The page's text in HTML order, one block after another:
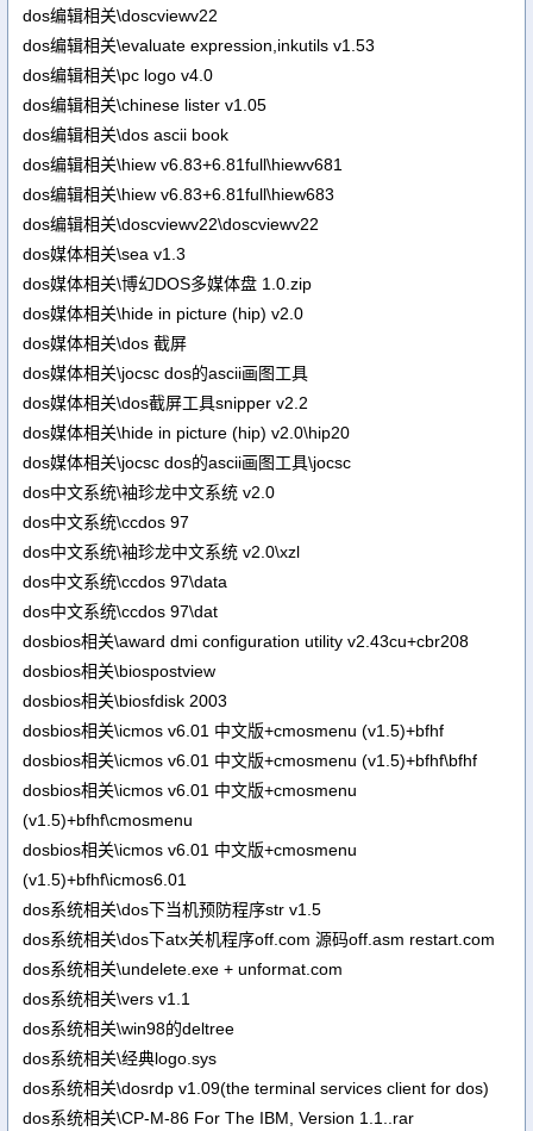
dos编辑相关\doscviewv22
dos编辑相关\evaluate expression,inkutils v1.53
dos编辑相关\pc logo v4.0
dos编辑相关\chinese lister v1.05
dos编辑相关\dos ascii book
dos编辑相关\hiew v6.83+6.81full\hiewv681
dos编辑相关\hiew v6.83+6.81full\hiew683
dos编辑相关\doscviewv22\doscviewv22
dos媒体相关\sea v1.3
dos媒体相关\博幻DOS多媒体盘 1.0.zip
dos媒体相关\hide in picture (hip) v2.0
dos媒体相关\dos 截屏
dos媒体相关\jocsc dos的ascii画图工具
dos媒体相关\dos截屏工具snipper v2.2
dos媒体相关\hide in picture (hip) v2.0\hip20
dos媒体相关\jocsc dos的ascii画图工具\jocsc
dos中文系统\袖珍龙中文系统 v2.0
dos中文系统\ccdos 97
dos中文系统\袖珍龙中文系统 v2.0\xzl
dos中文系统\ccdos 97\data
dos中文系统\ccdos 97\dat
dosbios相关\award dmi configuration utility v2.43cu+cbr208
dosbios相关\biospostview
dosbios相关\biosfdisk 2003
dosbios相关\icmos v6.01 中文版+cmosmenu (v1.5)+bfhf
dosbios相关\icmos v6.01 中文版+cmosmenu (v1.5)+bfhf\bfhf
dosbios相关\icmos v6.01 中文版+cmosmenu
(v1.5)+bfhf\cmosmenu
dosbios相关\icmos v6.01 中文版+cmosmenu
(v1.5)+bfhf\icmos6.01
dos系统相关\dos下当机预防程序str v1.5
dos系统相关\dos下atx关机程序off.com 源码off.asm restart.com
dos系统相关\undelete.exe + unformat.com
dos系统相关\vers v1.1
dos系统相关\win98的deltree
dos系统相关\经典logo.sys
dos系统相关\dosrdp v1.09(the terminal services client for dos)
dos系统相关\CP-M-86 For The IBM, Version 1.1..rar